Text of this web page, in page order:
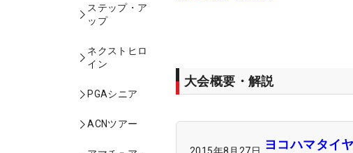
ステップ・ア
ップ
ネクストヒロ
イン
PGAシニア
ACNツアー
大会概要・解説
ヨコハマタイ